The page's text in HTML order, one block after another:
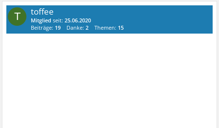
T toffee
Mitglied seit:25.06.2020
Beiträge: 19 Danke:2 Themen: 15